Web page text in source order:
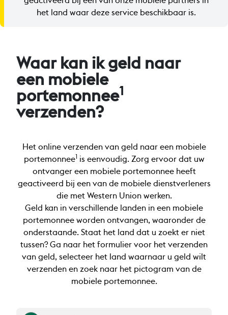
het land waar deze service beschikbaar is.
Waar kan ik geld naar
een mobiele
portemonnee1
verzenden?
Het online verzenden van geld naar een mobiele
portemonnee1 is eenvoudig. Zorg ervoor dat uw
ontvanger een mobiele portemonnee heeft
geactiveerd bij een van de mobiele dienstverleners
die met Western Union werken.
Geld kan in verschillende landen in een mobiele
portemonnee worden ontvangen, waaronder de
onderstaande. Staat het land dat u zoekt er niet
tussen? Ga naar het formulier voor het verzenden
van geld, selecteer het land waarnaar u geld wilt
verzenden en zoek naar het pictogram van de
mobiele portemonnee.